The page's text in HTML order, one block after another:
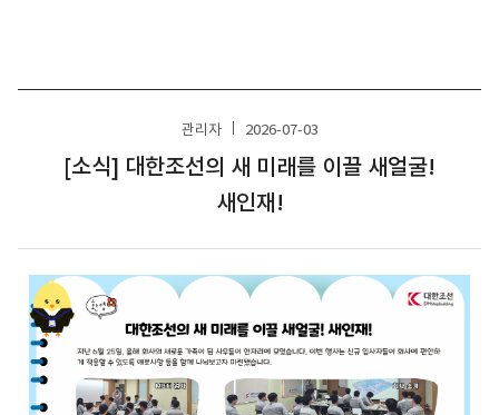
관리자 2026-07-03
[소식] 대한조선의 새 미래를 이끌 새얼굴!
새인재!